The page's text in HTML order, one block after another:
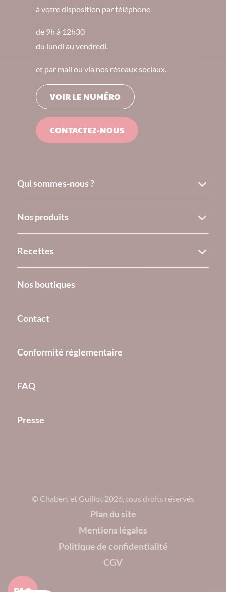
à votre disposition par téléphone
de 9h à 12h30
du lundi au vendredi.
et par mail ou via nos réseaux sociaux.
VOIR LE NUMÉRO
CONTACTEZ-NOUS
Qui sommes-nous ?
Nos produits
Recettes
Nos boutiques
Contact
Conformité réglementaire
FAQ
Presse
© Chabert et Guillot 2026, tous droits réservés
Plan du site
Mentions légales
Politique de confidentialité
CGV